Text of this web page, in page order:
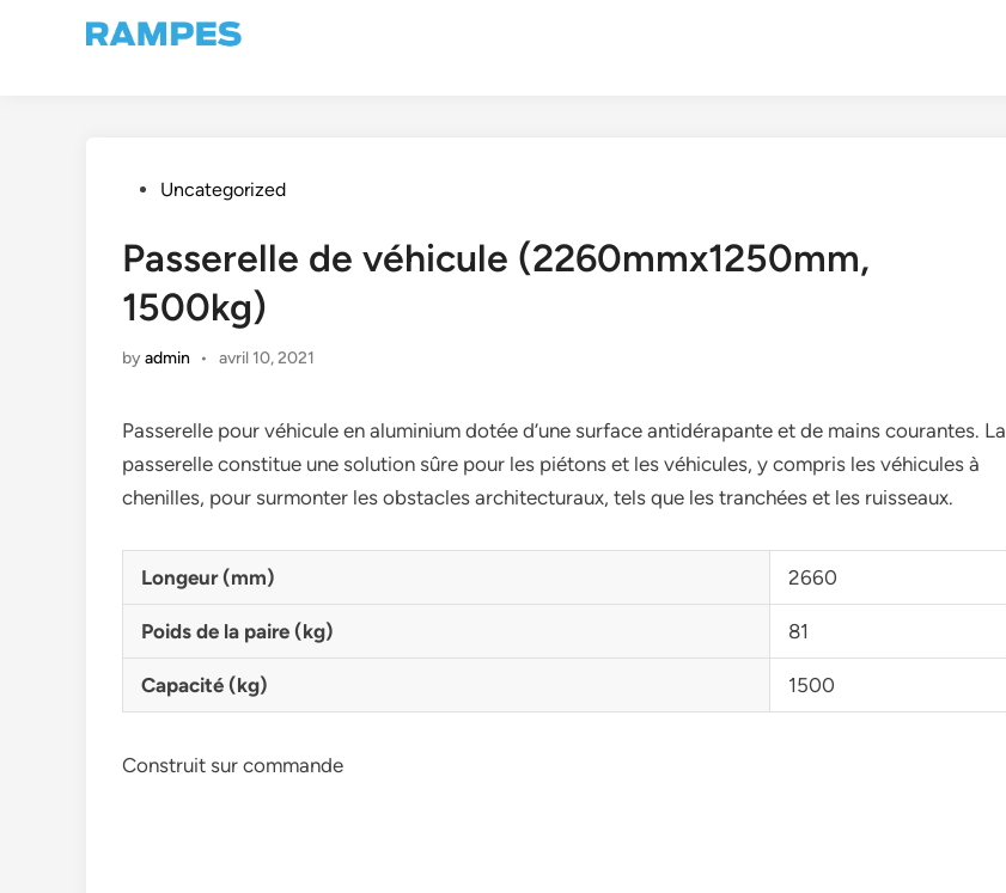
PostedUncategorized
Passerelle de véhicule (2260mmx1250mm,
1500kg)
byadmin • avril 10, 2021
Passerelle pour véhicule en aluminium dotée d’une surface antidérapante et de mains courantes. La
passerelle constitue une solution sûre pour les piétons et les véhicules, y compris les véhicules à
chenilles, pour surmonter les obstacles architecturaux, tels que les tranchées et les ruisseaux.
Longeur (mm) 2660
Poids de la paire (kg) 81
Capacité (kg) 1500
Construit sur commande